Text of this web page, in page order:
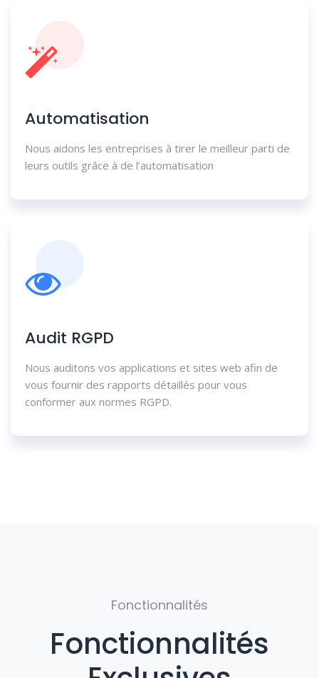
Automatisation
Nous aidons les entreprises à tirer le meilleur parti de
leurs outils grâce à de l’automatisation
Audit RGPD
Nous auditons vos applications et sites web afin de
vous fournir des rapports détaillés pour vous
conformer aux normes RGPD.
Fonctionnalités
Fonctionnalités